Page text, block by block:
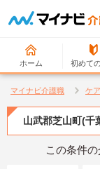
ホーム 初めて
マイナビ介護職 ケ
山武郡芝山町(千
この条件